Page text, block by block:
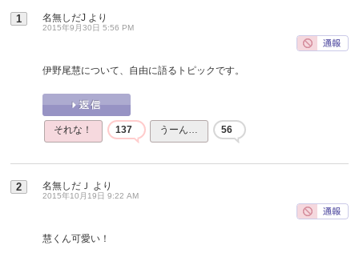
1 名無しだJ より
2015年9月30日 5:56 PM
伊野尾慧について、自由に語るトピックです。
それな！ 137 うーん… 56
2 名無しだＪ より
2015年10月19日 9:22 AM
慧くん可愛い！